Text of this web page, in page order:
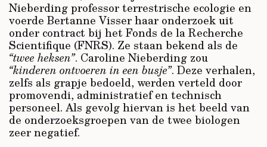
Nieberding professor terrestrische ecologie en
voerde Bertanne Visser haar onderzoek uit
onder contract bij het Fonds de la Recherche
Scientifique (FNRS). Ze staan bekend als de
“twee heksen”. Caroline Nieberding zou
“kinderen ontvoeren in een busje”. Deze verhalen,
zelfs als grapje bedoeld, werden verteld door
promovendi, administratief en technisch
personeel. Als gevolg hiervan is het beeld van
de onderzoeksgroepen van de twee biologen
zeer negatief.